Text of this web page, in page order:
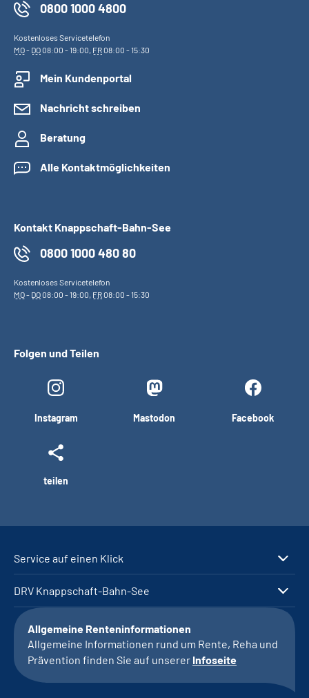
0800 1000 4800
Kostenloses Servicetelefon
MO- DO08:00 - 19:00, FR08:00 - 15:30
Mein Kundenportal
Nachricht schreiben
Beratung
Alle Kontaktmöglichkeiten
Kontakt Knappschaft-Bahn-See
0800 1000 480 80
Kostenloses Servicetelefon
MO- DO08:00 - 19:00, FR08:00 - 15:30
Folgen und Teilen
Instagram Mastodon Facebook
teilen
Service auf einen Klick
DRV Knappschaft-Bahn-See
Allgemeine Renteninformationen
Allgemeine Informationen rund um Rente, Reha und
Prävention finden Sie auf unserer Infoseite